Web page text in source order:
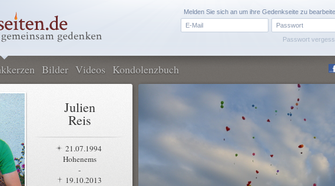
Passwort
Melden Sie sich an um ihre Gedenkseite zu
Bilder Videos Kondolenzbuch
Julien
Reis
21.07.1994
Hohenems
-
19.10.2013